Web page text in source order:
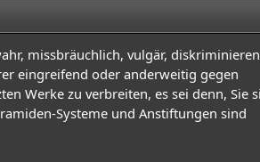
missbräuchlich, vulgär,
eingreifend oder anderweitig gegen
Werke zu verbreiten, es sei denn, Sie
Systeme und Anstiftungen sind